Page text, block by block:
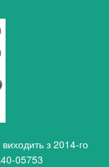
з 2014-го
05753